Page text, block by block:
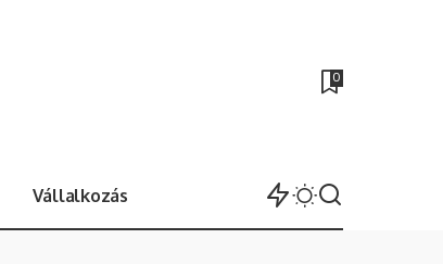
0
Vállalkozás